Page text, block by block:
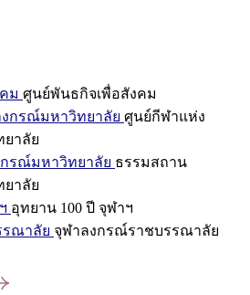
ม ศูนย์พันธกิจเพื่อสังคม
กรณ์มหาวิทยาลัย ศูนย์กีฬาแห่ง
าลัย
รณ์มหาวิทยาลัย ธรรมสถาน
าลัย
อุทยาน 100 ปี จุฬาฯ
รณาลัย จุฬาลงกรณ์ราชบรรณาลัย